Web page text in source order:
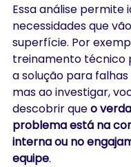
Essa análise permite
necessidades que
superfície. Por
treinamento técnico
a solução para
mas ao investigar,
descobrir que o
problema está na
interna ou no
equipe.